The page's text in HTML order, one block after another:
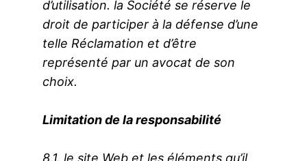
d’utilisation. la Société se réserve le
droit de participer à la défense d’une
telle Réclamation et d’être
représenté par un avocat de son
choix.
Limitation de la responsabilité
8.1. le site Web et les éléments qu’il